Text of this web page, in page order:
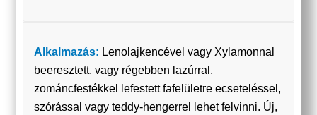
Alkalmazás: Lenolajkencével vagy Xylamonnal
beeresztett, vagy régebben lazúrral,
zománcfestékkel lefestett fafelületre ecseteléssel,
szórással vagy teddy-hengerrel lehet felvinni. Új,